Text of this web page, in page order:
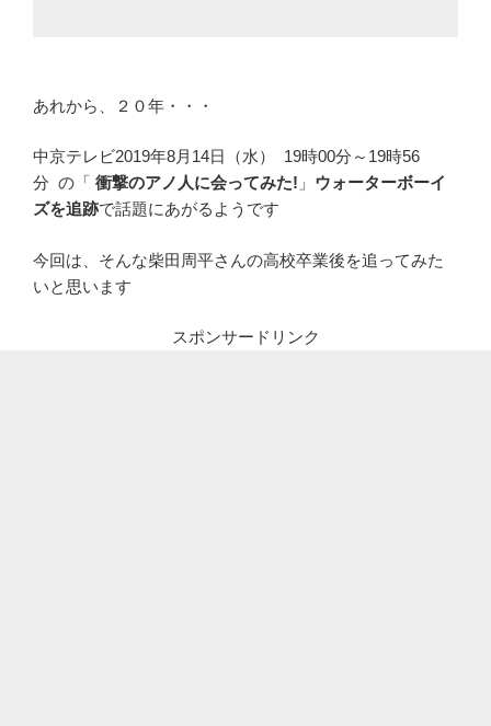
あれから、２０年・・・
中京テレビ2019年8月14日（水） 19時00分～19時56
分 の「 衝撃のアノ人に会ってみた! 」 ウォーターボーイ
ズを追跡で話題にあがるようです
今回は、そんな柴田周平さんの高校卒業後を追ってみた
いと思います
スポンサードリンク